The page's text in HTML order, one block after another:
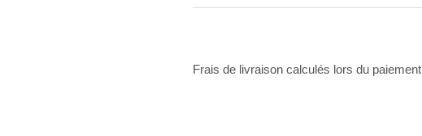
Frais de livraison calculés lors du